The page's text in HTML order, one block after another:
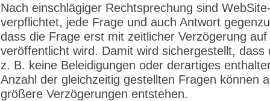
Nach einschlägiger Rechtsprechung sind
verpflichtet, jede Frage und auch Antwort
dass die Frage erst mit zeitlicher Verzögerung
veröffentlicht wird. Damit wird sichergestellt, dass
z. B. keine Beleidigungen oder derartiges
Anzahl der gleichzeitig gestellten Fragen können
größere Verzögerungen entstehen.